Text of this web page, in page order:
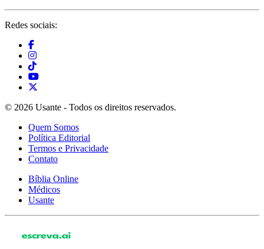
Redes sociais:
© 2026 Usante - Todos os direitos reservados.
Quem Somos
Política Editorial
Termos e Privacidade
Contato
Bíblia Online
Médicos
Usante